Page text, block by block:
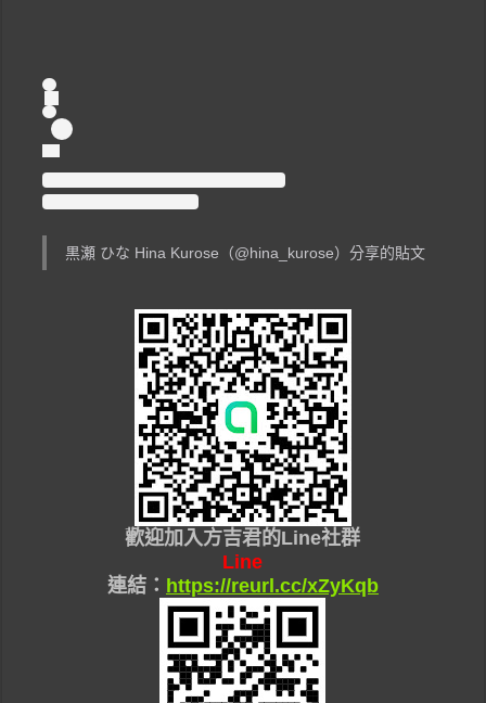
黒瀬 ひな Hina Kurose（@hina_kurose）分享的貼文
歡迎加入方吉君的Line社群
Line
連結： https://reurl.cc/xZyKqb